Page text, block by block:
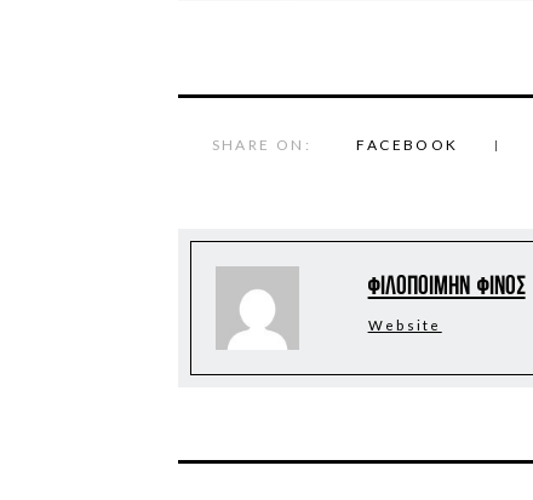
SHARE ON: FACEBOOK
Φιλοποίμην Φίνος
Website